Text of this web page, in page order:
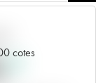
cotes